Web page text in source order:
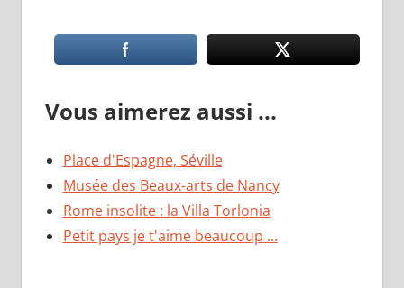
Vous aimerez aussi ...
Place d'Espagne, Séville
Musée des Beaux-arts de Nancy
Rome insolite : la Villa Torlonia
Petit pays je t'aime beaucoup ...